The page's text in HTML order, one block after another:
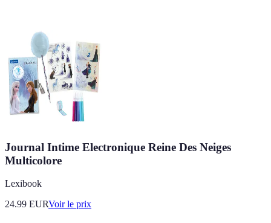
Journal Intime Electronique Reine Des Neiges
Multicolore
Lexibook
24.99 EURVoir le prix